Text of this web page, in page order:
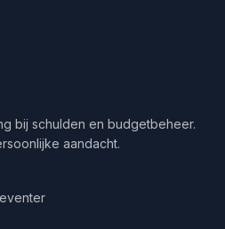
bij schulden en budgetbeheer.
aandacht.